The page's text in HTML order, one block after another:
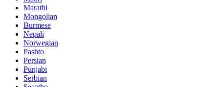
Marathi
Mongolian
Burmese
Nepali
Norwegian
Pashto
Persian
Punjabi
Serbian